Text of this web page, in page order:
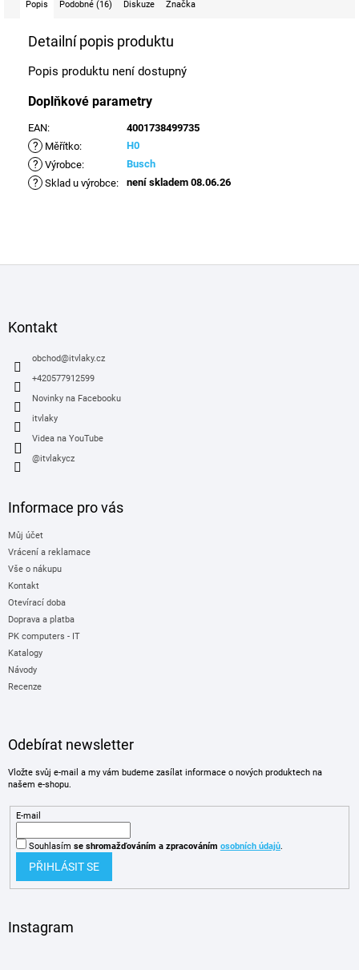
Popis Podobné (16) Diskuze Značka
Detailní popis produktu
Popis produktu není dostupný
Doplňkové parametry
EAN: 4001738499735
? Měřítko: H0
? Výrobce: Busch
? Sklad u výrobce: není skladem 08.06.26
Kontakt
obchod@itvlaky.cz
+420577912599
Novinky na Facebooku
itvlaky
Videa na YouTube
@itvlakycz
Informace pro vás
Můj účet
Vrácení a reklamace
Vše o nákupu
Kontakt
Otevírací doba
Doprava a platba
PK computers - IT
Katalogy
Návody
Recenze
Odebírat newsletter
Vložte svůj e-mail a my vám budeme zasílat informace o nových produktech na
našem e-shopu.
E-mail
Souhlasím se shromažďováním a zpracováním osobních údajů.
PŘIHLÁSIT SE
Instagram